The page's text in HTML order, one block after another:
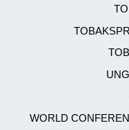
WORLD